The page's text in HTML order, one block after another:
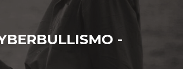
-